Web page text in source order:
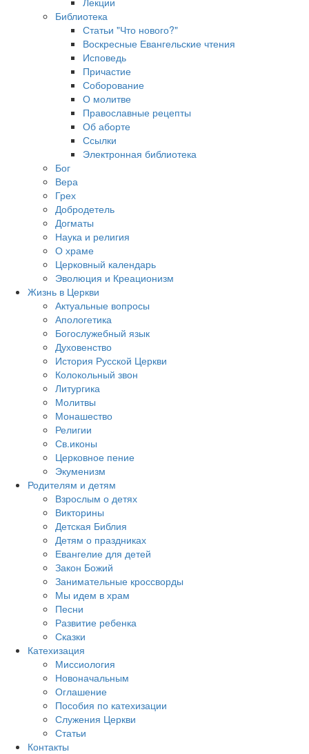
Библиотека
Статьи "Что нового?"
Воскресные Евангельские чтения
Исповедь
Причастие
Соборование
О молитве
Православные рецепты
Об аборте
Ссылки
Электронная библиотека
Бог
Вера
Грех
Добродетель
Догматы
Наука и религия
О храме
Церковный календарь
Эволюция и Креационизм
Жизнь в Церкви
Актуальные вопросы
Апологетика
Богослужебный язык
Духовенство
История Русской Церкви
Колокольный звон
Литургика
Молитвы
Монашество
Религии
Св.иконы
Церковное пение
Экуменизм
Родителям и детям
Взрослым о детях
Викторины
Детская Библия
Детям о праздниках
Евангелие для детей
Закон Божий
Занимательные кроссворды
Мы идем в храм
Песни
Развитие ребенка
Сказки
Катехизация
Миссиология
Новоначальным
Оглашение
Пособия по катехизации
Служения Церкви
Статьи
Контакты